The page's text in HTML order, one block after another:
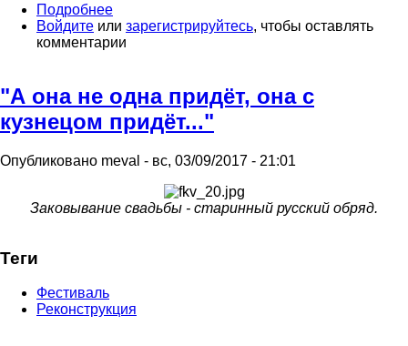
Подробнее
Реконструкция
«Бои
стрелковой
дивизии.
Восточная
1944
Войдите или зарегистрируйтесь, чтобы оставлять
комментарии
"А она не одна придёт, она с
кузнецом придёт..."
Опубликовано meval - вс, 03/09/2017 - 21:01
Заковывание свадьбы - старинный русский обряд.
Теги
Фестиваль
Реконструкция